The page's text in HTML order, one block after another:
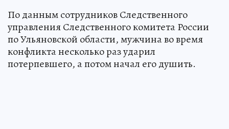
По данным сотрудников Следственного
управления Следственного комитета России
по Ульяновской области, мужчина во время
конфликта несколько раз ударил
потерпевшего, а потом начал его душить.